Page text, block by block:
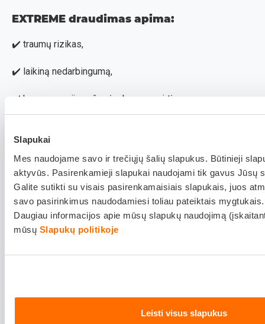
Slapukai
Mes naudojame savo ir trečiųjų šalių slapukus. Būtinieji
aktyvūs. Pasirenkamieji slapukai naudojami tik gavus Jūsų
Galite sutikti su visais pasirenkamaisiais slapukais, juos
savo pasirinkimus naudodamiesi toliau pateiktais mygtukais.
Daugiau informacijos apie mūsų slapukų naudojimą
mūsų Slapukų politikoje
Leisti visus slapukus
EXTREME draudimas apima:
✔️ traumų rizikas,
✔️ laikiną nedarbingumą,
✔️ kompensacijas už neįgalumą ar mirtį,
✔️ Be to, EXTREME draudimas turi trumpiausią rinkoje
nedraudžiamųjų įvykių sąrašą, o medicininės išlaidos
dengiamos iki 30 mėnesių po nelaimingo atsitikimo.
Jei jau turi asmens nelaimingų
atsitikimų draudimą..?
Standartinių asmens nelaimingų atsitikimų draudimai